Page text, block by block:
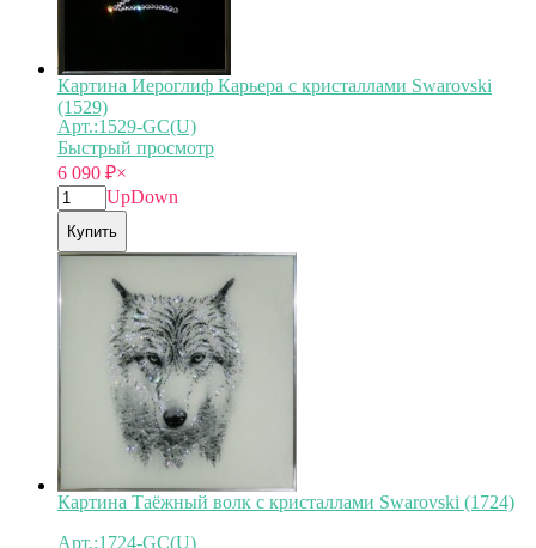
Картина Иероглиф Карьера с кристаллами Swarovski
(1529)
Арт.:1529-GC(U)
Быстрый просмотр
6 090 ₽×
UpDown
Купить
Картина Таёжный волк с кристаллами Swarovski (1724)
Арт.:1724-GC(U)